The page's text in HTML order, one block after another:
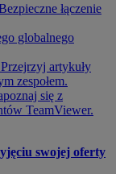
łączenie
globalnego
Przejrzyj artykuły
zespołem.
się z
TeamViewer.
swojej oferty